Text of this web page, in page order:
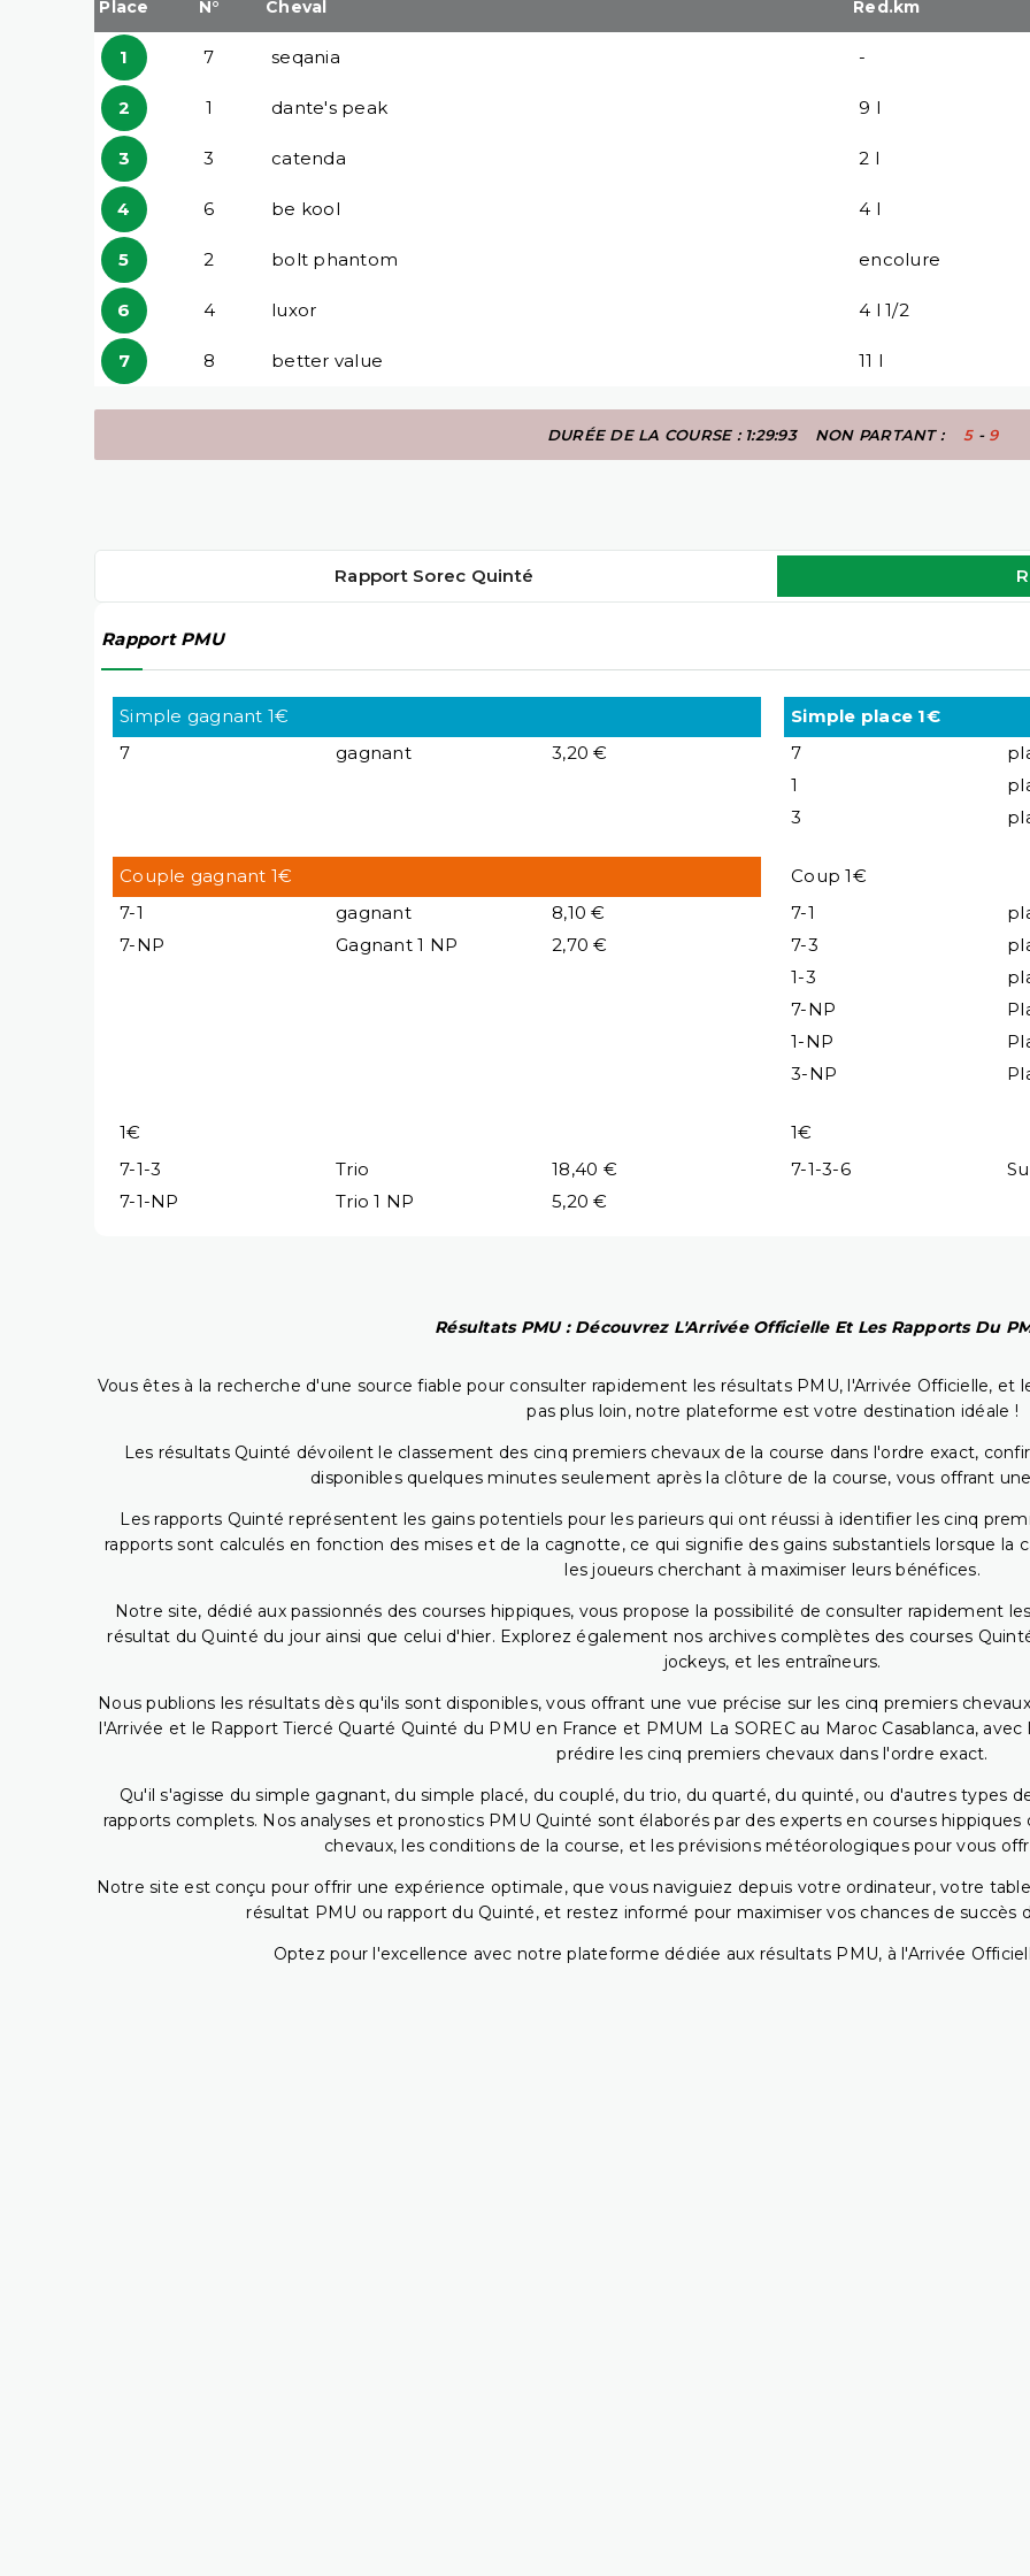
Place N° Cheval Red.km
1 7 seqania -
2 1 dante's peak 9 l
3 3 catenda 2 l
4 6 be kool 4 l
5 2 bolt phantom encolure
6 4 luxor 4 l 1/2
7 8 better value 11 l
DURÉE DE LA COURSE : 1:29:93 NON PARTANT : 5- 9
Rapport Sorec Quinté
Rapport PMU
Simple gagnant 1€
7
gagnant 3,20 €
Simple place 1€
7
1
3
Couple gagnant 1€
7-1
gagnant
8,10 €
7-NP
Gagnant 1 NP 2,70 €
Coup 1€
7-1
7-3
1-3
7-NP
1-NP
3-NP
1€
7-1-3
Trio
18,40 €
7-1-NP
Trio 1 NP 5,20 €
1€
7-1-3-6
Résultats PMU : Découvrez L'Arrivée Officielle Et Les Rapports Du
Vous êtes à la recherche d'une source fiable pour consulter rapidement les résultats PMU, l'Arrivée Officielle, et
pas plus loin, notre plateforme est votre destination idéale !
Les résultats Quinté dévoilent le classement des cinq premiers chevaux de la course dans l'ordre exact,
disponibles quelques minutes seulement après la clôture de la course, vous offrant
Les rapports Quinté représentent les gains potentiels pour les parieurs qui ont réussi à identifier les cinq
rapports sont calculés en fonction des mises et de la cagnotte, ce qui signifie des gains substantiels lorsque
les joueurs cherchant à maximiser leurs bénéfices.
Notre site, dédié aux passionnés des courses hippiques, vous propose la possibilité de consulter rapidement
résultat du Quinté du jour ainsi que celui d'hier. Explorez également nos archives complètes des courses
jockeys, et les entraîneurs.
Nous publions les résultats dès qu'ils sont disponibles, vous offrant une vue précise sur les cinq premiers
l'Arrivée et le Rapport Tiercé Quarté Quinté du PMU en France et PMUM La SOREC au Maroc Casablanca,
prédire les cinq premiers chevaux dans l'ordre exact.
Qu'il s'agisse du simple gagnant, du simple placé, du couplé, du trio, du quarté, du quinté, ou d'autres types
rapports complets. Nos analyses et pronostics PMU Quinté sont élaborés par des experts en courses
chevaux, les conditions de la course, et les prévisions météorologiques pour vous
Notre site est conçu pour offrir une expérience optimale, que vous naviguiez depuis votre ordinateur, votre
résultat PMU ou rapport du Quinté, et restez informé pour maximiser vos chances de succès
Optez pour l'excellence avec notre plateforme dédiée aux résultats PMU, à l'Arrivée